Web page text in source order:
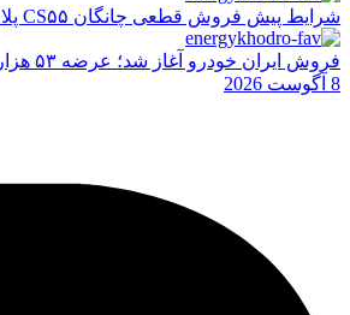
شرایط پیش فروش قطعی چانگان CS۵۵ پلاس سایپا اعلام شد – مرداد ۱۴۰۵
فروش ایران خودرو آغاز شد؛ عرضه ۵۳ هزار و ۹۰۰ دستگاه خودرو – مرداد ۱۴۰۵
8 آگوست 2026